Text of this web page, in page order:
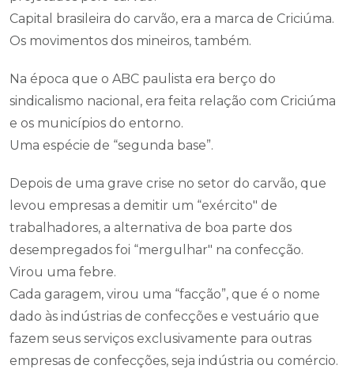
Capital brasileira do carvão, era a marca de Criciúma.
Os movimentos dos mineiros, também.
Na época que o ABC paulista era berço do
sindicalismo nacional, era feita relação com Criciúma
e os municípios do entorno.
Uma espécie de “segunda base”.
Depois de uma grave crise no setor do carvão, que
levou empresas a demitir um “exército" de
trabalhadores, a alternativa de boa parte dos
desempregados foi “mergulhar" na confecção.
Virou uma febre.
Cada garagem, virou uma “facção”, que é o nome
dado às indústrias de confecções e vestuário que
fazem seus serviços exclusivamente para outras
empresas de confecções, seja indústria ou comércio.